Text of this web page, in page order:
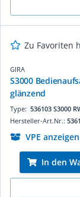
Zu Favoriten
GIRA
S3000
glänzend
Type: 536103 S3000
Hersteller-Art.Nr.:
VPE anzeigen
In den